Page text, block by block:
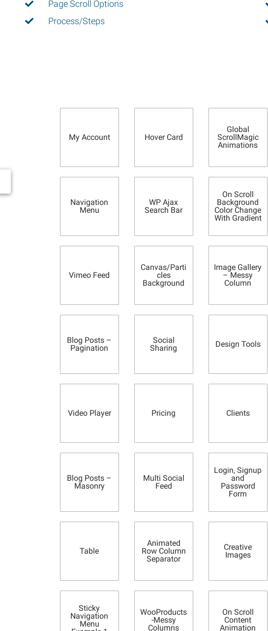
Page Scroll Options
Process/Steps
My Account Hover Card
Global
ScrollMagic
Animations
Navigation
Menu
WP Ajax
Search Bar
On Scroll
Background
Color Change
With Gradient
Vimeo Feed
Canvas/Parti
cles
Background
Image Gallery
– Messy
Column
Blog Posts –
Pagination
Social
Sharing
Design Tools
Video Player Pricing Clients
Blog Posts –
Masonry
Multi Social
Feed
Login, Signup
and
Password
Form
Table
Animated
Row Column
Separator
Creative
Images
Sticky
Navigation
Menu
WooProducts
-Messy
Columns
On Scroll
Content
Animation